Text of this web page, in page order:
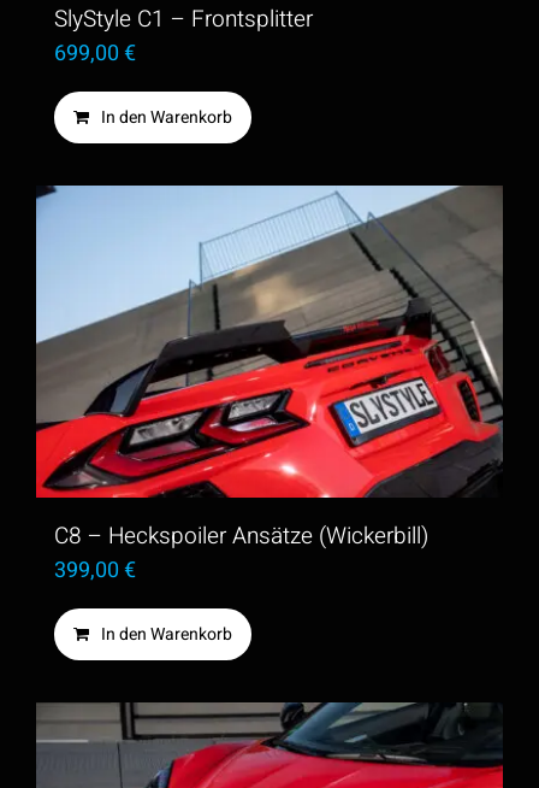
SlyStyle C1 – Frontsplitter
699,00€
In den Warenkorb
C8 – Heckspoiler Ansätze (Wickerbill)
399,00€
In den Warenkorb